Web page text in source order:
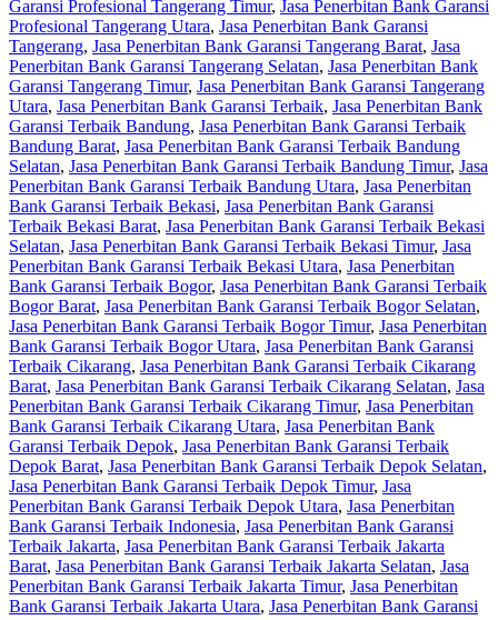
Garansi Profesional Tangerang Timur, Jasa Penerbitan Bank Garansi
Profesional Tangerang Utara, Jasa Penerbitan Bank Garansi
Tangerang, Jasa Penerbitan Bank Garansi Tangerang Barat, Jasa
Penerbitan Bank Garansi Tangerang Selatan, Jasa Penerbitan Bank
Garansi Tangerang Timur, Jasa Penerbitan Bank Garansi Tangerang
Utara, Jasa Penerbitan Bank Garansi Terbaik, Jasa Penerbitan Bank
Garansi Terbaik Bandung, Jasa Penerbitan Bank Garansi Terbaik
Bandung Barat, Jasa Penerbitan Bank Garansi Terbaik Bandung
Selatan, Jasa Penerbitan Bank Garansi Terbaik Bandung Timur, Jasa
Penerbitan Bank Garansi Terbaik Bandung Utara, Jasa Penerbitan
Bank Garansi Terbaik Bekasi, Jasa Penerbitan Bank Garansi
Terbaik Bekasi Barat, Jasa Penerbitan Bank Garansi Terbaik Bekasi
Selatan, Jasa Penerbitan Bank Garansi Terbaik Bekasi Timur, Jasa
Penerbitan Bank Garansi Terbaik Bekasi Utara, Jasa Penerbitan
Bank Garansi Terbaik Bogor, Jasa Penerbitan Bank Garansi Terbaik
Bogor Barat, Jasa Penerbitan Bank Garansi Terbaik Bogor Selatan,
Jasa Penerbitan Bank Garansi Terbaik Bogor Timur, Jasa Penerbitan
Bank Garansi Terbaik Bogor Utara, Jasa Penerbitan Bank Garansi
Terbaik Cikarang, Jasa Penerbitan Bank Garansi Terbaik Cikarang
Barat, Jasa Penerbitan Bank Garansi Terbaik Cikarang Selatan, Jasa
Penerbitan Bank Garansi Terbaik Cikarang Timur, Jasa Penerbitan
Bank Garansi Terbaik Cikarang Utara, Jasa Penerbitan Bank
Garansi Terbaik Depok, Jasa Penerbitan Bank Garansi Terbaik
Depok Barat, Jasa Penerbitan Bank Garansi Terbaik Depok Selatan,
Jasa Penerbitan Bank Garansi Terbaik Depok Timur, Jasa
Penerbitan Bank Garansi Terbaik Depok Utara, Jasa Penerbitan
Bank Garansi Terbaik Indonesia, Jasa Penerbitan Bank Garansi
Terbaik Jakarta, Jasa Penerbitan Bank Garansi Terbaik Jakarta
Barat, Jasa Penerbitan Bank Garansi Terbaik Jakarta Selatan, Jasa
Penerbitan Bank Garansi Terbaik Jakarta Timur, Jasa Penerbitan
Bank Garansi Terbaik Jakarta Utara, Jasa Penerbitan Bank Garansi